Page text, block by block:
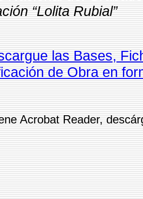
“Lolita Rubial”
las Bases,
de Obra en
Acrobat Reader,